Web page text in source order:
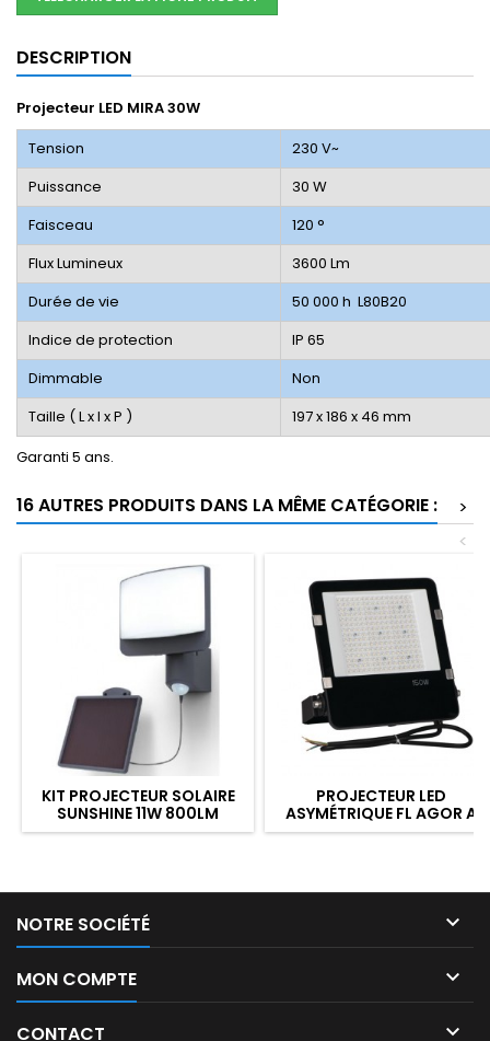
DESCRIPTION
Projecteur LED MIRA 30W
Tension
230 V~
Puissance
30 W
Faisceau
120 °
Flux Lumineux
3600 Lm
Durée de vie
50 000 h L80B20
Indice de protection
IP 65
Dimmable
Non
Taille ( L x l x P )
197 x 186 x 46 mm
Garanti 5 ans.
16 AUTRES PRODUITS DANS LA MÊME CATÉGORIE :
>
<
KIT PROJECTEUR SOLAIRE
SUNSHINE 11W 800LM
PROJECTEUR LED
ASYMÉTRIQUE FL AGOR A
PRO 150W 4000K 20250LM
NOTRE SOCIÉTÉ 
MON COMPTE 
CONTACT 